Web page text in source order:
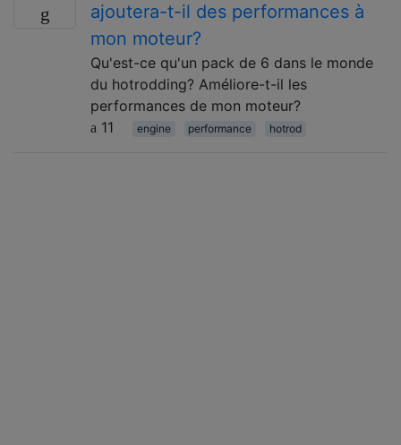
ajoutera-t-il des performances à
mon moteur?
Qu'est-ce qu'un pack de 6 dans le monde
du hotrodding? Améliore-t-il les
performances de mon moteur?
11
engine performance hotrod